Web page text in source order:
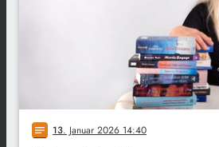
notes 13. Januar 2026 14:40